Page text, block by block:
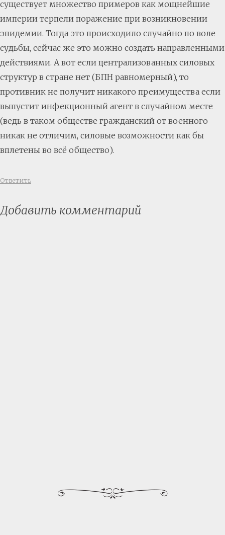
существует множество примеров как мощнейшие
империи терпели поражение при возникновении
эпидемии. Тогда это происходило случайно по воле
судьбы, сейчас же это можно создать направленными
действиями. А вот если централизованных силовых
структур в стране нет (БПН равномерный), то
противник не получит никакого преимущества если
выпустит инфекционный агент в случайном месте
(ведь в таком обществе гражданский от военного
никак не отличим, силовые возможности как бы
вплетены во всё общество).
Ответить
Добавить комментарий